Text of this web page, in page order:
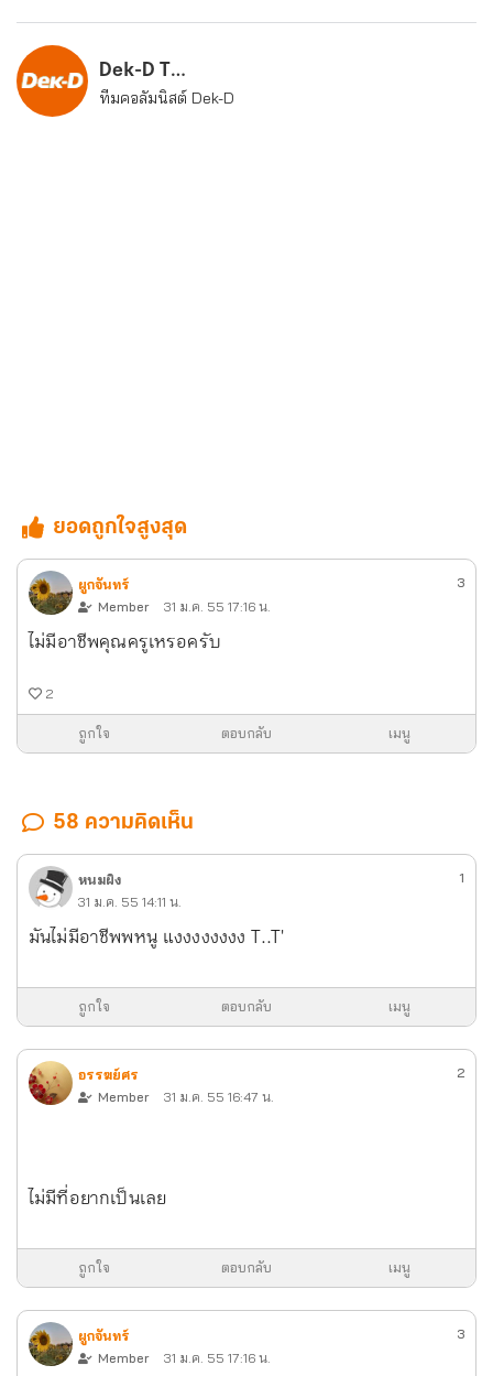
Dek-D Team
ทีมคอลัมนิสต์ Dek-D
ยอดถูกใจสูงสุด
ผูกจันทร์
Member
31 ม.ค. 55 17:16 น.
3
ไม่มีอาชีพคุณครูเหรอครับ
2
ถูกใจ ตอบกลับ เมนู
58 ความคิดเห็น
หนมผิง
31 ม.ค. 55 14:11 น.
1
มันไม่มีอาชีพพหนู แงงงงงงงง T..T'
ถูกใจ ตอบกลับ เมนู
อรรฆย์ศร
Member
31 ม.ค. 55 16:47 น.
2
ไม่มีที่อยากเป็นเลย
ถูกใจ ตอบกลับ เมนู
ผูกจันทร์
Member
31 ม.ค. 55 17:16 น.
3